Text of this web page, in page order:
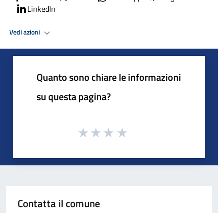
LinkedIn
Vedi azioni
Quanto sono chiare le informazioni
su questa pagina?
Contatta il comune